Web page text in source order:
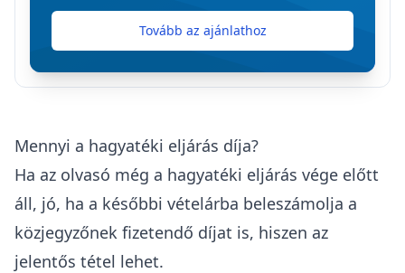
Tovább az ajánlathoz
Mennyi a hagyatéki eljárás díja?
Ha az olvasó még a hagyatéki eljárás vége előtt
áll, jó, ha a későbbi vételárba beleszámolja a
közjegyzőnek fizetendő díjat is, hiszen az
jelentős tétel lehet.